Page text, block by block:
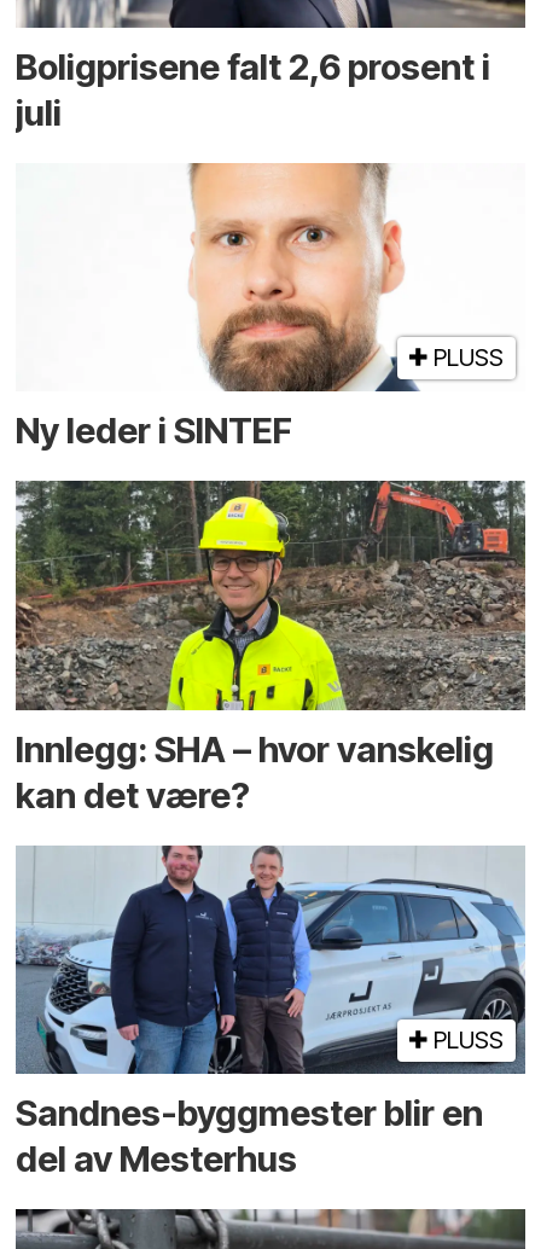
Boligprisene falt 2,6 prosent i
juli
PLUSS
Ny leder i SINTEF
Innlegg: SHA – hvor vanskelig
kan det være?
PLUSS
Sandnes-byggmester blir en
del av Mesterhus